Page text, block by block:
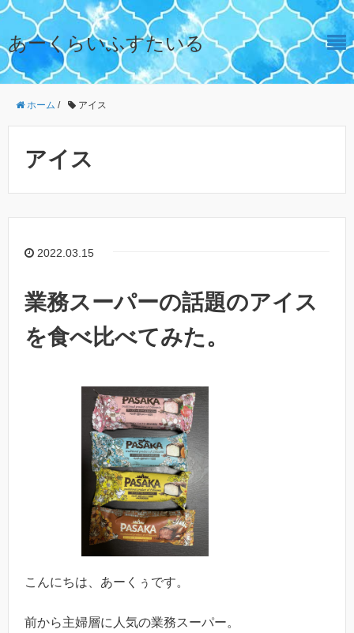
あーくらいふすたいる
ホーム / アイス
アイス
2022.03.15
業務スーパーの話題のアイス
を食べ比べてみた。
こんにちは、あーくぅです。
前から主婦層に人気の業務スーパー。